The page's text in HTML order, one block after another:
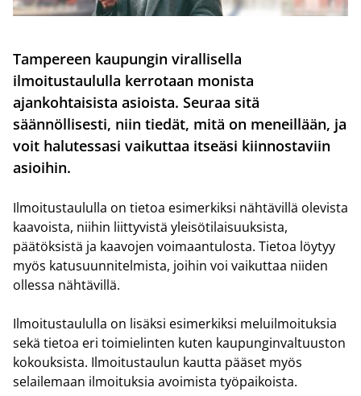
Tampereen kaupungin virallisella
ilmoitustaululla kerrotaan monista
ajankohtaisista asioista. Seuraa sitä
säännöllisesti, niin tiedät, mitä on meneillään, ja
voit halutessasi vaikuttaa itseäsi kiinnostaviin
asioihin.
Ilmoitustaululla on tietoa esimerkiksi nähtävillä olevista
kaavoista, niihin liittyvistä yleisötilaisuuksista,
päätöksistä ja kaavojen voimaantulosta. Tietoa löytyy
myös katusuunnitelmista, joihin voi vaikuttaa niiden
ollessa nähtävillä.
Ilmoitustaululla on lisäksi esimerkiksi meluilmoituksia
sekä tietoa eri toimielinten kuten kaupunginvaltuuston
kokouksista. Ilmoitustaulun kautta pääset myös
selailemaan ilmoituksia avoimista työpaikoista.